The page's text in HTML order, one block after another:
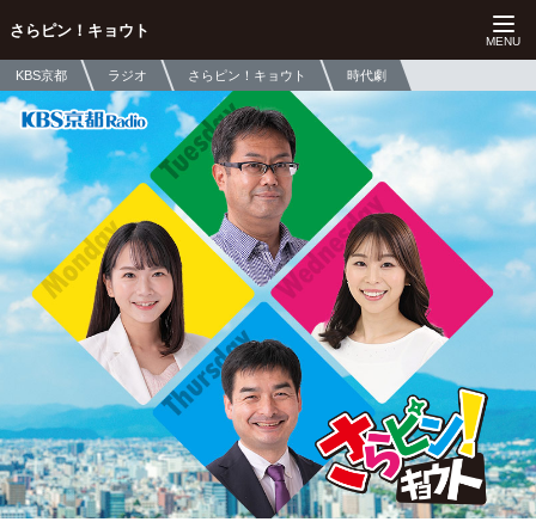
さらピン！キョウト
KBS京都 ラジオ さらピン！キョウト 時代劇